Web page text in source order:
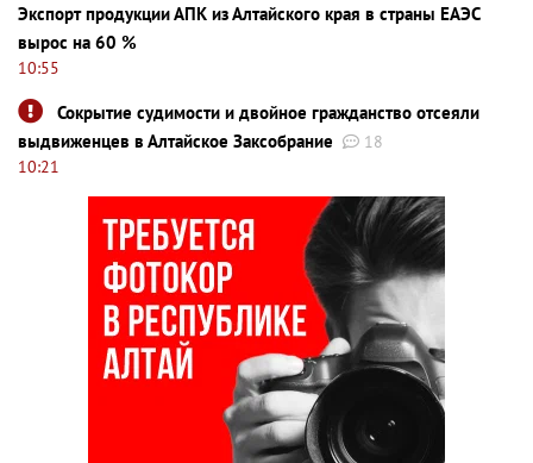
Экспорт продукции АПК из Алтайского края в страны ЕАЭС
вырос на 60 %
10:55
Сокрытие судимости и двойное гражданство отсеяли
выдвиженцев в Алтайское Заксобрание
18
10:21